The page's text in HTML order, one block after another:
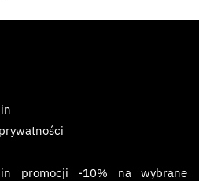
promocji -10% na wybrane